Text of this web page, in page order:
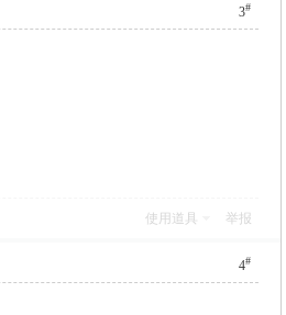
3#
使用道具 举报
4#